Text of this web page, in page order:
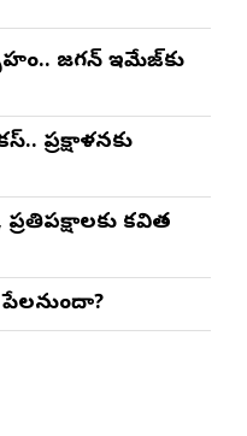
జగన్ ఇమేజ్‌కు
ప్రక్షాళనకు
కవిత